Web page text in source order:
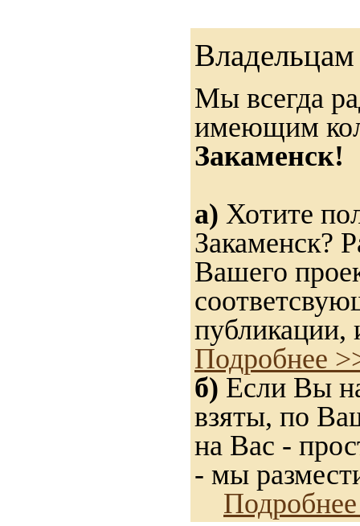
Мы всегда
имеющим
Закаменск!
а) Хотите
Закаменск?
Вашего
публикации,
Подробнее
б) Если Вы
взяты, по
на Вас -
- мы